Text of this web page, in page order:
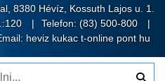
8380 Hévíz, Kossuth Lajos u. 1.
Telefon: (83) 500-800
heviz kukac t-online pont hu